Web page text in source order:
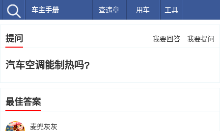
车主手册 查违章 用车 工具
提问 我要回答 我要提问
汽车空调能制热吗?
最佳答案
麦兜灰灰